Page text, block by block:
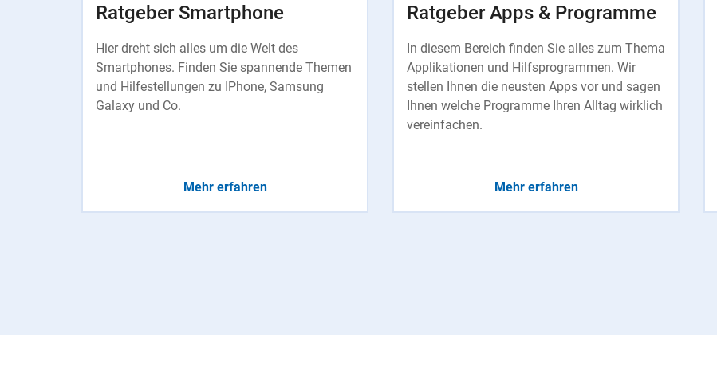
Ratgeber Smartphone
Hier dreht sich alles um die Welt des
Smartphones. Finden Sie spannende Themen
und Hilfestellungen zu IPhone, Samsung
Galaxy und Co.
Mehr erfahren
Ratgeber Apps & Programme
In diesem Bereich finden Sie alles zum Thema
Applikationen und Hilfsprogrammen. Wir
stellen Ihnen die neusten Apps vor und sagen
Ihnen welche Programme Ihren Alltag wirklich
vereinfachen.
Mehr erfahren